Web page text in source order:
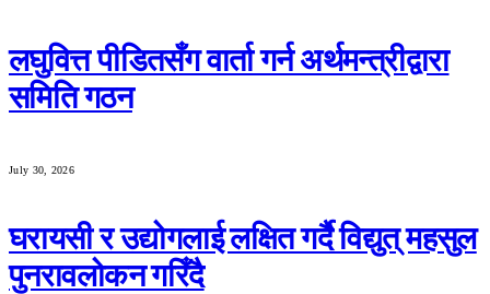
लघुवित्त पीडितसँग वार्ता गर्न अर्थमन्त्रीद्वारा
समिति गठन
July 30, 2026
घरायसी र उद्योगलाई लक्षित गर्दै विद्युत् महसुल
पुनरावलोकन गरिँदै